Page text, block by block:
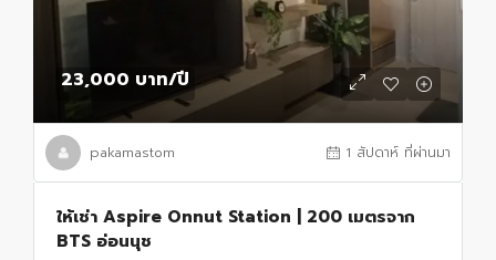
23,000 บาท/ปี
pakamastom 1 สัปดาห์ ที่ผ่านมา
ให้เช่า Aspire Onnut Station | 200 เมตรจาก
BTS อ่อนนุช